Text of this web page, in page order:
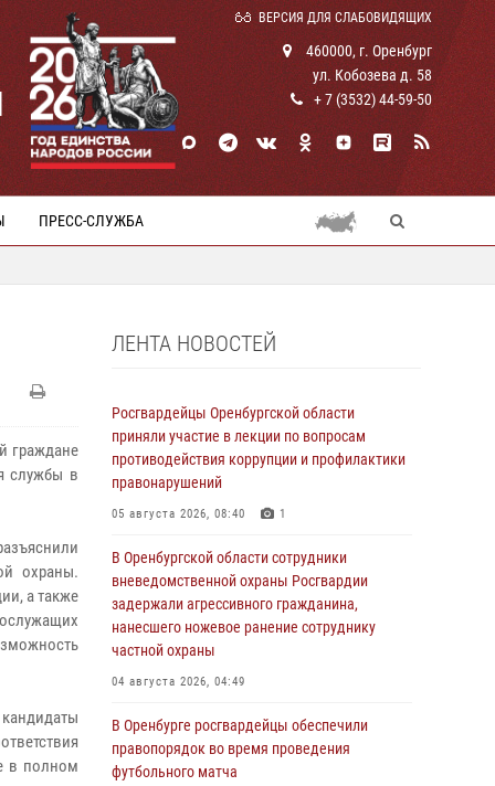
ВЕРСИЯ ДЛЯ СЛАБОВИДЯЩИХ
460000, г. Оренбург
ул. Кобозева д. 58
+ 7 (3532) 44-59-50
ПРЕСС-СЛУЖБА
граждане
службы в
охраны.
а также
в полном
ЛЕНТА НОВОСТЕЙ
Росгвардейцы Оренбургской области
приняли участие в лекции по вопросам
противодействия коррупции и профилактики
правонарушений
05 августа 2026, 08:40 1
В Оренбургской области сотрудники
вневедомственной охраны Росгвардии
задержали агрессивного гражданина,
нанесшего ножевое ранение сотруднику
частной охраны
04 августа 2026, 04:49
В Оренбурге росгвардейцы обеспечили
правопорядок во время проведения
футбольного матча